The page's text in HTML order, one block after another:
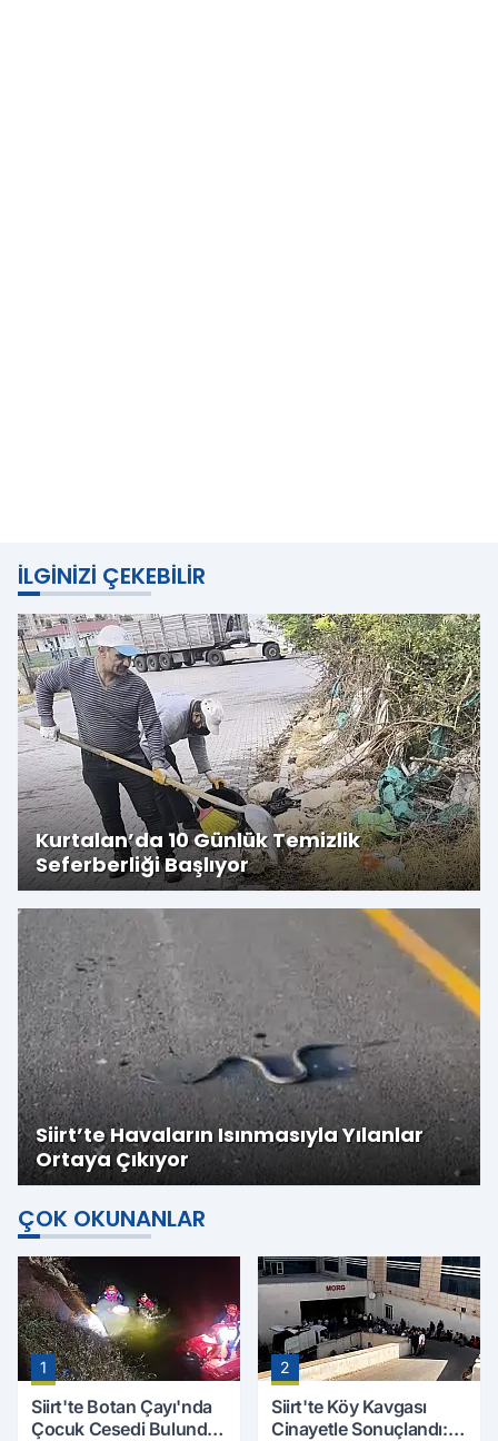
İLGINIZI ÇEKEBILIR
Kurtalan’da 10 Günlük Temizlik
Seferberliği Başlıyor
Siirt’te Havaların Isınmasıyla Yılanlar
Ortaya Çıkıyor
ÇOK OKUNANLAR
1
Siirt'te Botan Çayı'nda
Çocuk Cesedi Bulundu:
2
Siirt'te Köy Kavgası
Cinayetle Sonuçlandı: